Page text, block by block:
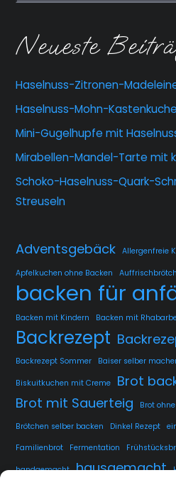
Neueste
Haselnuss-Zitronen-
Haselnuss-Mohn-
Mini-Gugelhupfe mit
Mirabellen-Mandel-Tarte mit
Schoko-Haselnuss-Quark-
Streuseln
Adventsgebäck Allergenfreie
Apfelkuchen ohne Backen
backen für
Backen mit Kindern Backen mit
Backrezept
Backrezept Sommer Baiser selber
Biskuitkuchen mit Creme Brot
Brot mit Sauerteig Brot
Brötchen selber backen
Dinkel Rezept
Familienbrot
Fermentation
handgemacht hausgemacht